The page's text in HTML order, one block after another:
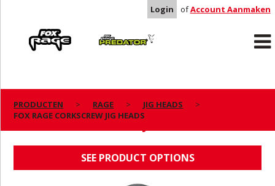
Login ofAccount Aanmaken
Predator
PRODUCTEN RAGE
JIG HEADS
FOX RAGE CORKSCREW JIG HEADS
SEE PRODUCT OPTIONS